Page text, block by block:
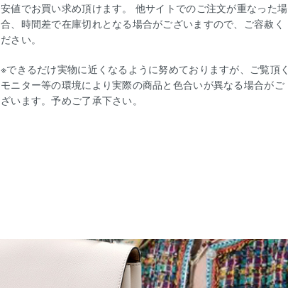
安値でお買い求め頂けます。 他サイトでのご注文が重なった場
合、時間差で在庫切れとなる場合がございますので、ご容赦く
ださい。
※できるだけ実物に近くなるように努めておりますが、ご覧頂く
モニター等の環境により実際の商品と色合いが異なる場合がご
ざいます。予めご了承下さい。